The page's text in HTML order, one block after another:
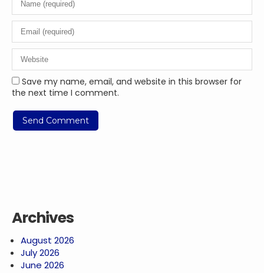
Save my name, email, and website in this browser for
the next time I comment.
Archives
August 2026
July 2026
June 2026